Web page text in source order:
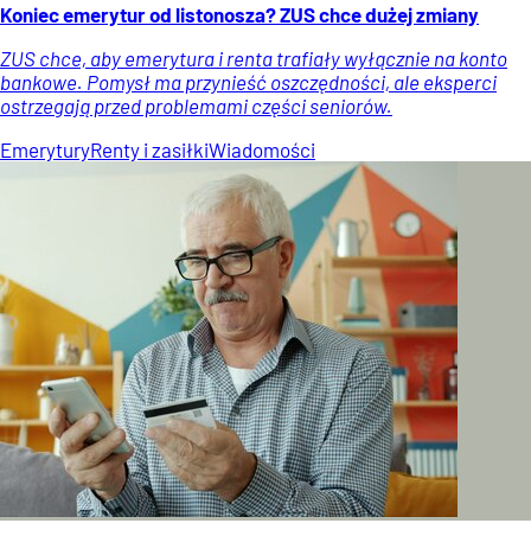
Koniec emerytur od listonosza? ZUS chce dużej zmiany
ZUS chce, aby emerytura i renta trafiały wyłącznie na konto
bankowe. Pomysł ma przynieść oszczędności, ale eksperci
ostrzegają przed problemami części seniorów.
EmeryturyRenty i zasiłkiWiadomości